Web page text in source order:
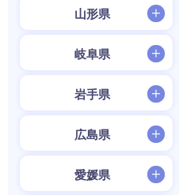
山形県
岐阜県
岩手県
広島県
愛媛県